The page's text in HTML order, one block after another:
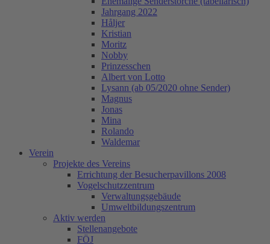
Jahrgang 2022
Håljer
Kristian
Moritz
Nobby
Prinzesschen
Albert von Lotto
Lysann (ab 05/2020 ohne Sender)
Magnus
Jonas
Mina
Rolando
Waldemar
Verein
Projekte des Vereins
Errichtung der Besucherpavillons 2008
Vogelschutzzentrum
Verwaltungsgebäude
Umweltbildungszentrum
Aktiv werden
Stellenangebote
FÖJ